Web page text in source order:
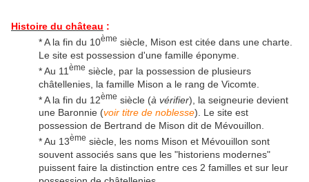
Histoire du château :
* A la fin du 10ème siècle, Mison est citée dans une charte.
Le site est possession d'une famille éponyme.
* Au 11 ème siècle, par la possession de plusieurs
châtellenies, la famille Mison a le rang de Vicomte.
* A la fin du 12ème siècle (à vérifier), la seigneurie devient
une Baronnie (voir titre de noblesse). Le site est
possession de Bertrand de Mison dit de Mévouillon.
* Au 13ème siècle, les noms Mison et Mévouillon sont
souvent associés sans que les "historiens modernes"
puissent faire la distinction entre ces 2 familles et sur leur